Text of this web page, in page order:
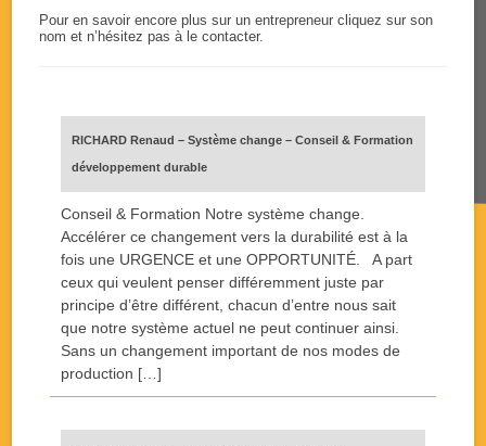
Pour en savoir encore plus sur un entrepreneur cliquez sur son
nom et n’hésitez pas à le contacter.
RICHARD Renaud – Système change – Conseil & Formation
développement durable
Conseil & Formation Notre système change.
Accélérer ce changement vers la durabilité est à la
fois une URGENCE et une OPPORTUNITÉ. A part
ceux qui veulent penser différemment juste par
principe d’être différent, chacun d’entre nous sait
que notre système actuel ne peut continuer ainsi.
Sans un changement important de nos modes de
production […]